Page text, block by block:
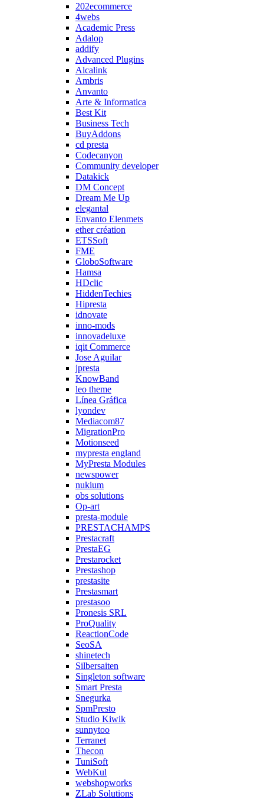
202ecommerce
4webs
Academic Press
Adalop
addify
Advanced Plugins
Alcalink
Ambris
Anvanto
Arte & Informatica
Best Kit
Business Tech
BuyAddons
cd presta
Codecanyon
Community developer
Datakick
DM Concept
Dream Me Up
elegantal
Envanto Elenmets
ether création
ETSSoft
FME
GloboSoftware
Hamsa
HDclic
HiddenTechies
Hipresta
idnovate
inno-mods
innovadeluxe
iqit Commerce
Jose Aguilar
jpresta
KnowBand
leo theme
Línea Gráfica
lyondev
Mediacom87
MigrationPro
Motionseed
mypresta england
MyPresta Modules
newspower
nukium
obs solutions
Op-art
presta-module
PRESTACHAMPS
Prestacraft
PrestaEG
Prestarocket
Prestashop
prestasite
Prestasmart
prestasoo
Pronesis SRL
ProQuality
ReactionCode
SeoSA
shinetech
Silbersaiten
Singleton software
Smart Presta
Snegurka
SpmPresto
Studio Kiwik
sunnytoo
Terranet
Thecon
TuniSoft
WebKul
webshopworks
ZLab Solutions